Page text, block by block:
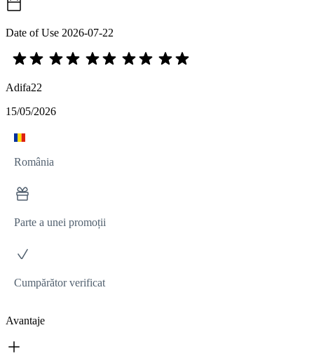
Date of Use 2026-07-22
Adifa22
15/05/2026
România
Parte a unei promoții
Cumpărător verificat
Avantaje